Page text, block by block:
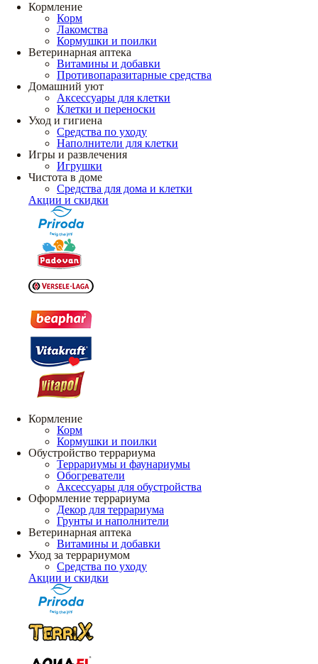
Кормление
Корм
Лакомства
Кормушки и поилки
Ветеринарная аптека
Витамины и добавки
Противопаразитарные средства
Домашний уют
Аксессуары для клетки
Клетки и переноски
Уход и гигиена
Средства по уходу
Наполнители для клетки
Игры и развлечения
Игрушки
Чистота в доме
Средства для дома и клетки
Акции и скидки
Кормление
Корм
Кормушки и поилки
Обустройство террариума
Террариумы и фаунариумы
Обогреватели
Аксессуары для обустройства
Оформление террариума
Декор для террариума
Грунты и наполнители
Ветеринарная аптека
Витамины и добавки
Уход за террариумом
Средства по уходу
Акции и скидки